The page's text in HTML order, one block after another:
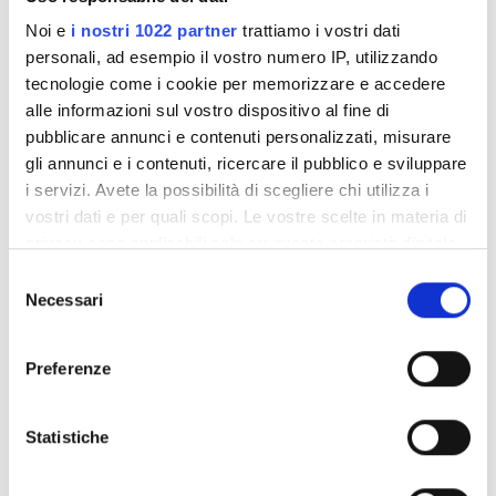
Noi e i nostri 1022 partner trattiamo i vostri dati
personali, ad esempio il vostro numero IP, utilizzando
tecnologie come i cookie per memorizzare e accedere
alle informazioni sul vostro dispositivo al fine di
pubblicare annunci e contenuti personalizzati, misurare
gli annunci e i contenuti, ricercare il pubblico e sviluppare
i servizi. Avete la possibilità di scegliere chi utilizza i
vostri dati e per quali scopi. Le vostre scelte in materia di
modificare o revocare il proprio consenso in qualsiasi
momento dalla Dichiarazione sui cookie o facendo clic
raccogliere informazioni sulla tua posizione
geografica, con un'approssimazione di qualche
delNecessari
Preferenze
Statistiche
Medical Director
Dr Keng Tee Chau
Acting Head Nurse